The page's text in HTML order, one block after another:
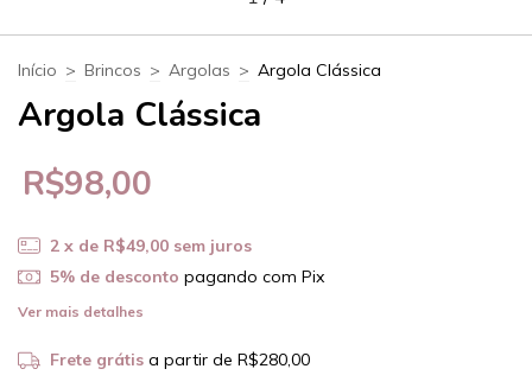
Início > Brincos > Argolas > Argola Clássica
Argola Clássica
R$98,00
2 x de R$49,00 sem juros
5% de desconto pagando com Pix
Ver mais detalhes
Frete grátis a partir de R$280,00